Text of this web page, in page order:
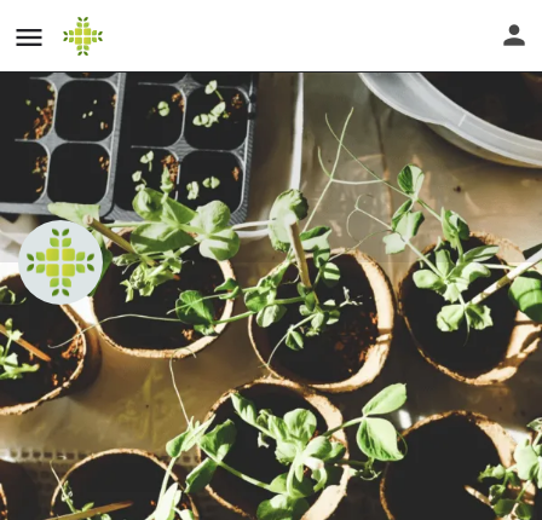
Stefanie Betken - Dipl. Wildkräuter-
& Heilpflanzenpädagogin und
Umweltberaterin
Website